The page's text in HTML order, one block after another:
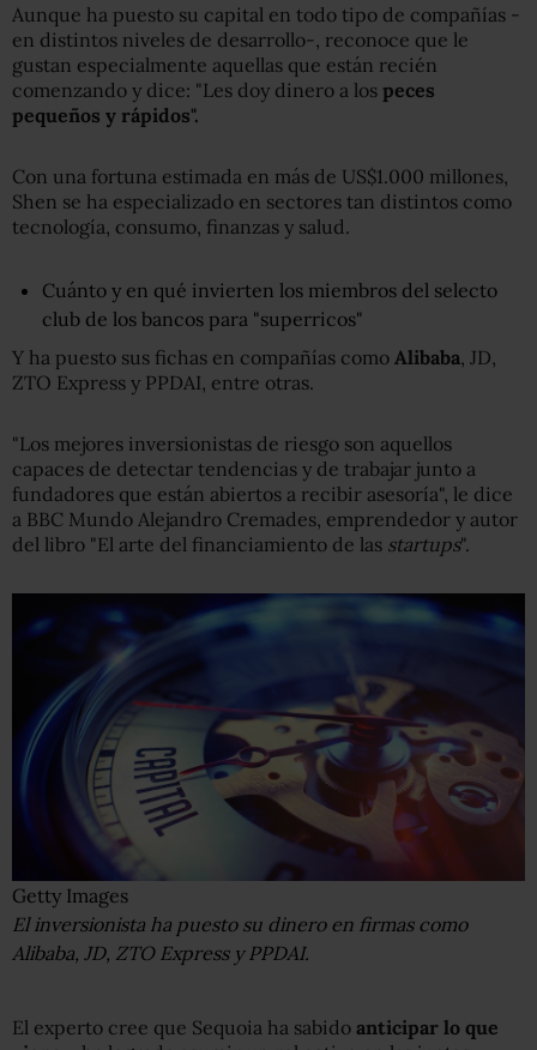
Aunque ha puesto su capital en todo tipo de compañías -
en distintos niveles de desarrollo-, reconoce que le
gustan especialmente aquellas que están recién
comenzando y dice: "Les doy dinero a los peces
pequeños y rápidos".
Con una fortuna estimada en más de US$1.000 millones,
Shen se ha especializado en sectores tan distintos como
tecnología, consumo, finanzas y salud.
Cuánto y en qué invierten los miembros del selecto
club de los bancos para "superricos"
Y ha puesto sus fichas en compañías como Alibaba , JD,
ZTO Express y PPDAI, entre otras.
"Los mejores inversionistas de riesgo son aquellos
capaces de detectar tendencias y de trabajar junto a
fundadores que están abiertos a recibir asesoría", le dice
a BBC Mundo Alejandro Cremades, emprendedor y autor
del libro "El arte del financiamiento de las startups".
Getty Images
El inversionista ha puesto su dinero en firmas como
Alibaba, JD, ZTO Express y PPDAI.
El experto cree que Sequoia ha sabido anticipar lo que